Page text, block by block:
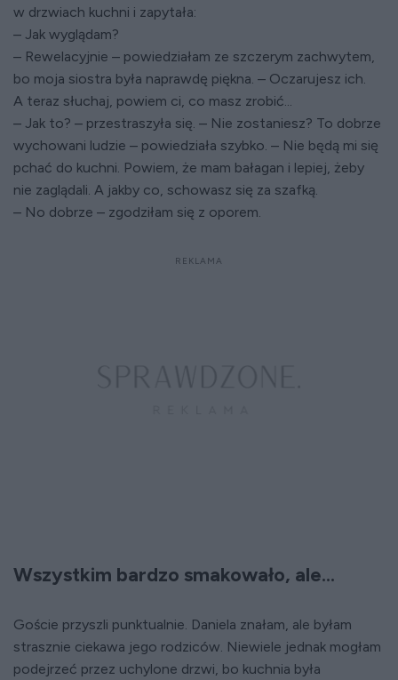
w drzwiach kuchni i zapytała:
– Jak wyglądam?
– Rewelacyjnie – powiedziałam ze szczerym zachwytem,
bo moja siostra była naprawdę piękna. – Oczarujesz ich.
A teraz słuchaj, powiem ci, co masz zrobić...
– Jak to? – przestraszyła się. – Nie zostaniesz? To dobrze
wychowani ludzie – powiedziała szybko. – Nie będą mi się
pchać do kuchni. Powiem, że mam bałagan i lepiej, żeby
nie zaglądali. A jakby co, schowasz się za szafką.
– No dobrze – zgodziłam się z oporem.
Wszystkim bardzo smakowało, ale...
Goście przyszli punktualnie. Daniela znałam, ale byłam
strasznie ciekawa jego rodziców. Niewiele jednak mogłam
podejrzeć przez uchylone drzwi, bo kuchnia była